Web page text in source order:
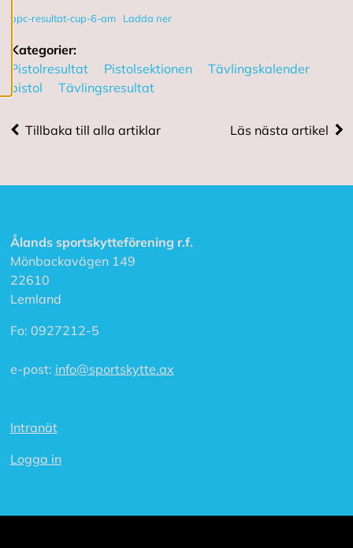
e
A
v
i
s
A
c
c
e
t
a
a
o
o
e
ppc-resultat-cup-6-am Ladda ner
Kategorier:
Pistolresultat
Pistolsektionen
Tävlingskalender
pistol
Tävlingsresultat
Tillbaka till alla artiklar Läs nästa artikel
Ålands sportskytteförening r.f.
Mönbackavägen 149
22610
Lemland
Fo: 0927212-5
e-post: info@sportskytte.ax
Intranät
Logga in